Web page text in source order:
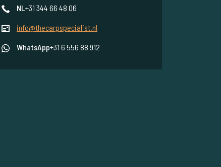
NL +31 344 66 48 06
info@thecarpspecialist.nl
WhatsApp+31 6 556 88 912